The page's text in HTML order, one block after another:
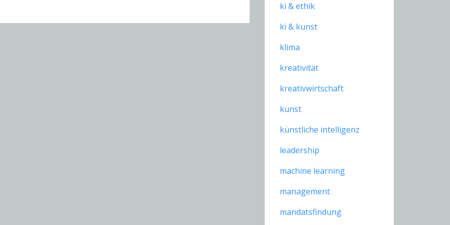
ki & ethik
ki & kunst
klima
kreativität
kreativwirtschaft
kunst
künstliche intelligenz
leadership
machine learning
management
mandatsfindung